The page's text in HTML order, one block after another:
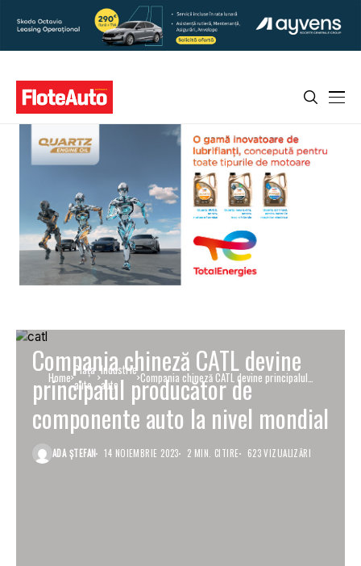
Home Piaţa
auto
Industrie
auto
Compania chineză CATL devine principalul
producător de componente auto la nivel mondial
Compania chineză CATL devine
principalul producător de
componente auto la nivel mondial
ADA ȘTEFAN 14 NOIEMBRIE 2023 2 MIN. CITIRE 623 VIZUALIZĂRI